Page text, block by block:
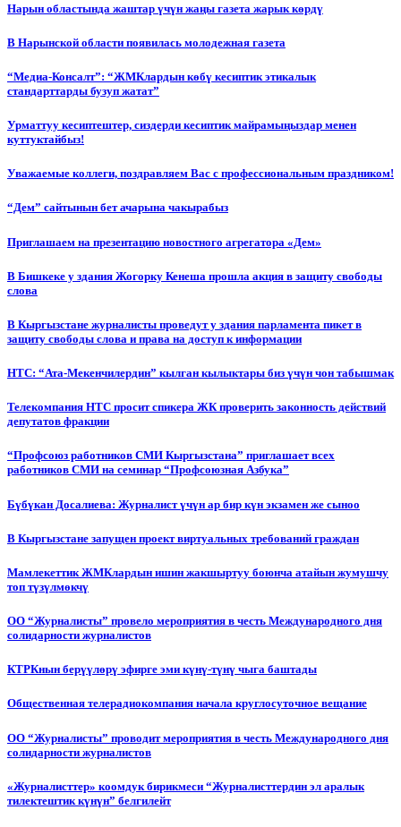
Нарын областында жаштар үчүн жаңы газета жарык көрдү
В Нарынской области появилась молодежная газета
“Медиа-Консалт”: “ЖМКлардын көбү кесиптик этикалык
стандарттарды бузуп жатат”
Урматтуу кесиптештер, сиздерди кесиптик майрамыңыздар менен
куттуктайбыз!
Уважаемые коллеги, поздравляем Вас с профессиональным праздником!
“Дем” сайтынын бет ачарына чакырабыз
Приглашаем на презентацию новостного агрегатора «Дем»
В Бишкеке у здания Жогорку Кенеша прошла акция в защиту свободы
слова
В Кыргызстане журналисты проведут у здания парламента пикет в
защиту свободы слова и права на доступ к информации
НТС: “Ата-Мекенчилердин” кылган кылыктары биз үчүн чон табышмак
Телекомпания НТС просит спикера ЖК проверить законность действий
депутатов фракции
“Профсоюз работников СМИ Кыргызстана” приглашает всех
работников СМИ на семинар “Профсоюзная Азбука”
Бүбүкан Досалиева: Журналист үчүн ар бир күн экзамен же сыноо
В Кыргызстане запущен проект виртуальных требований граждан
Мамлекеттик ЖМКлардын ишин жакшыртуу боюнча атайын жумушчу
топ түзүлмөкчү
ОО “Журналисты” провело мероприятия в честь Международного дня
солидарности журналистов
КТРКнын берүүлөрү эфирге эми күнү-түнү чыга баштады
Общественная телерадиокомпания начала круглосуточное вещание
ОО “Журналисты” проводит мероприятия в честь Международного дня
солидарности журналистов
«Журналисттер» коомдук бирикмеси “Журналисттердин эл аралык
тилектештик күнүн” белгилейт